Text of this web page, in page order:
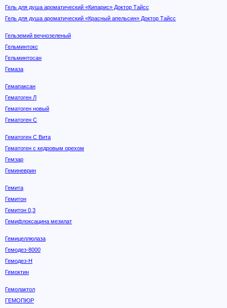
Гель для душа ароматический «Кипарис» Доктор Тайсс
Гель для душа ароматический «Красный апельсин» Доктор Тайсс
Гельземий вечнозеленый
Гельминтокс
Гельминтосан
Гемаза
Гемапаксан
Гематоген Л
Гематоген новый
Гематоген С
Гематоген С Вита
Гематоген с кедровым орехом
Гемзар
Геминеврин
Гемита
Гемитон
Гемитон 0,3
Гемифлоксацина мезилат
Гемицеллюлаза
Гемодез-8000
Гемодез-Н
Гемоктин
Гемолактол
ГЕМОПЮР